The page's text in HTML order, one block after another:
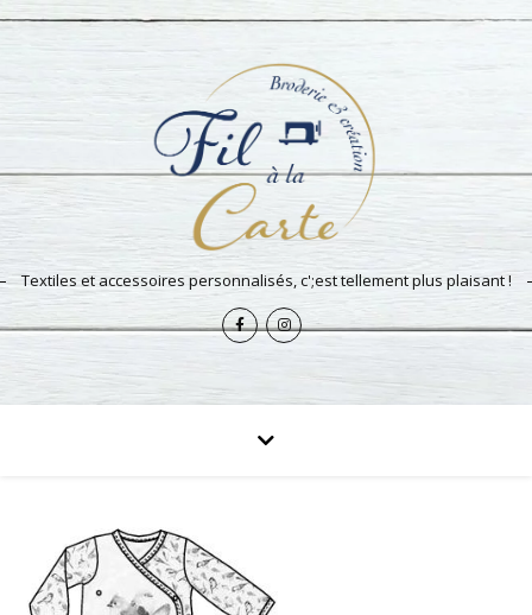
Textiles et accessoires personnalisés, c';est tellement plus plaisant !